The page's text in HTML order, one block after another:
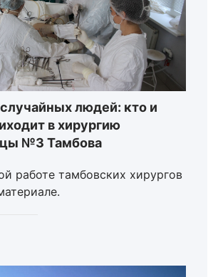
людей: кто и
в хирургию
№3 Тамбова
работе тамбовских хирургов